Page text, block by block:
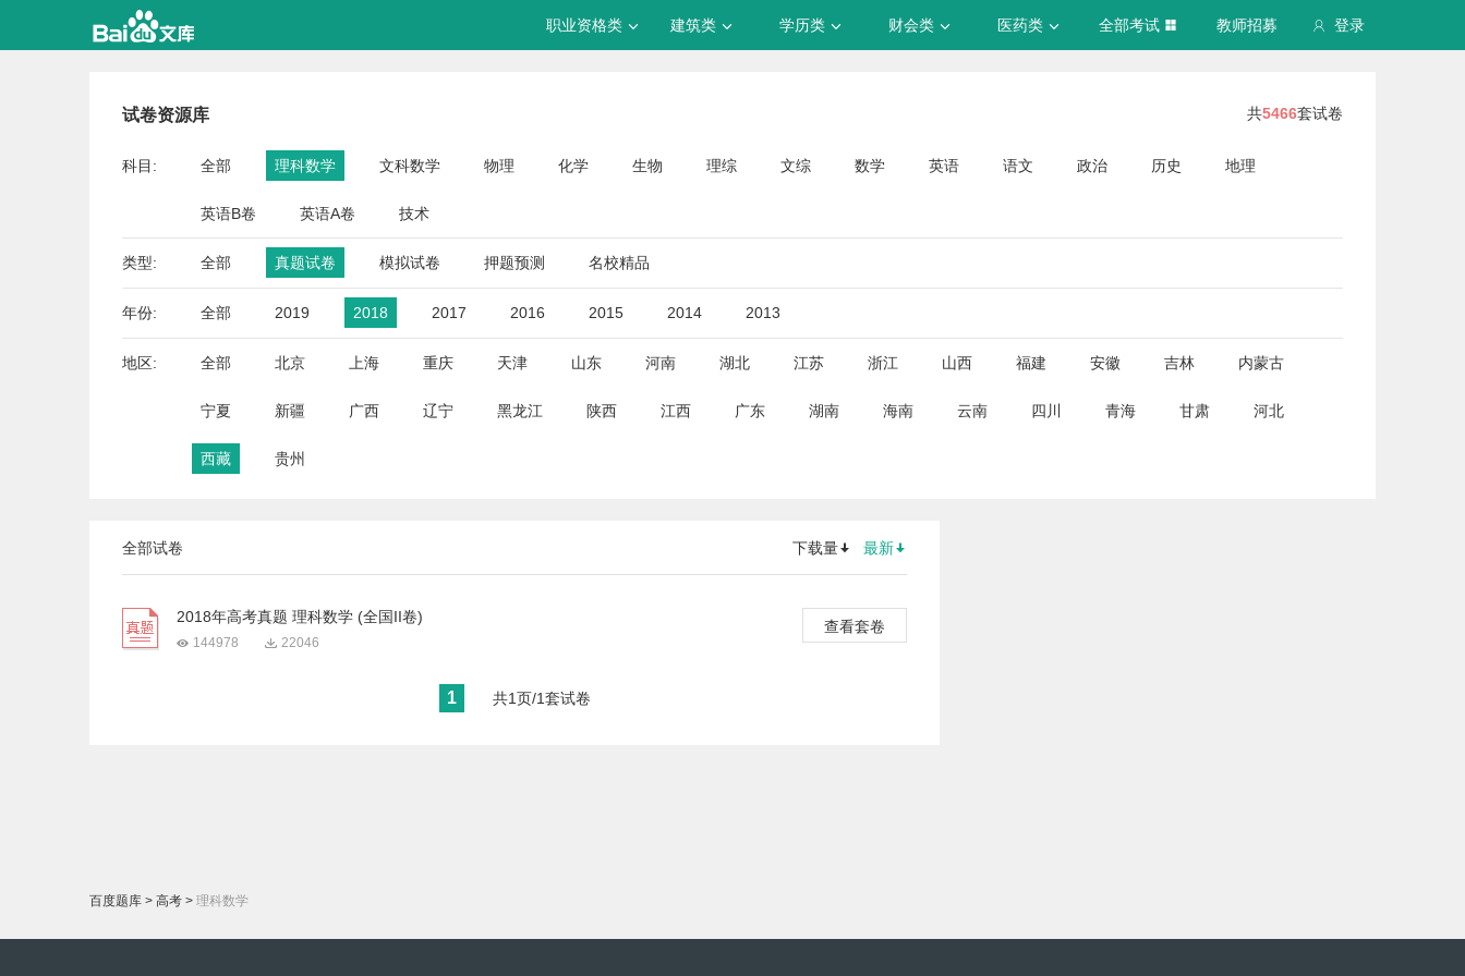
登录
职业资格类 建筑类 学历类 财会类 医药类 全部考试 教师招募
试卷资源库 共5466套试卷
科目: 全部 理科数学 文科数学 物理 化学 生物 理综 文综 数学 英语 语文 政治 历史 地理
英语B卷 英语A卷 技术
类型: 全部 真题试卷 模拟试卷 押题预测 名校精品
年份: 全部 2019 2018 2017 2016 2015 2014 2013
地区: 全部 北京 上海 重庆 天津 山东 河南 湖北 江苏 浙江 山西 福建 安徽 吉林 内蒙古
宁夏 新疆 广西 辽宁 黑龙江 陕西 江西 广东 湖南 海南 云南 四川 青海 甘肃 河北
西藏 贵州
全部试卷 下载量 最新
2018年高考真题 理科数学 (全国II卷)
144978 22046
查看套卷
1 共1页/1套试卷
百度题库 > 高考 > 理科数学